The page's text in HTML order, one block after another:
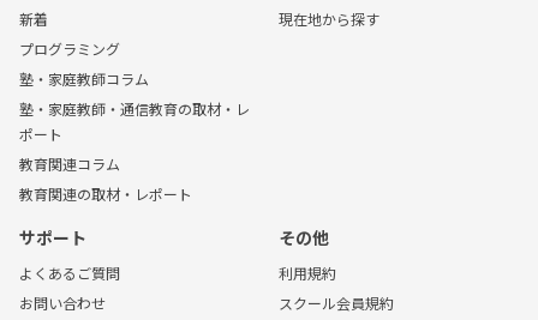
新着
プログラミング
塾・家庭教師コラム
塾・家庭教師・通信教育の取材・レ
ポート
教育関連コラム
教育関連の取材・レポート
現在地から探す
サポート
よくあるご質問
お問い合わせ
その他
利用規約
スクール会員規約